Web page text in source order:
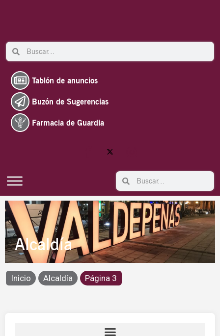
Search Search
Tablón de anuncios
Buzón de Sugerencias
Farmacia de Guardia
Search Search
Alcaldía
Inicio Alcaldía Página 3